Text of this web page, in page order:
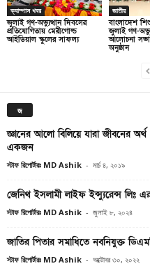
ক্যাম্পাস খবর
জুলাই গণ-অভ্যুত্থান দিবসের
প্রতিযোগিতায় মেরীগোল্ড
আইডিয়াল স্কুলের সাফল্য
জাতীয়
বাংলাদেশ
জুলাই গণ-
আলোচনা সভা
অনুষ্ঠান
জ
জ্ঞানের আলো বিলিয়ে যারা জীবনের
একজন
স্টাফ রিপোর্টারঃ MD Ashik - মার্চ ৪, ২০১৯
জেনিথ ইসলামী লাইফ ইন্স্যুরেন্স লিঃ
স্টাফ রিপোর্টারঃ MD Ashik - জুলাই ৮, ২০২৪
জাতির পিতার সমাধিতে নবনিযুক্ত
স্টাফ রিপোর্টারঃ MD Ashik - অক্টোবর ৩০, ২০২২